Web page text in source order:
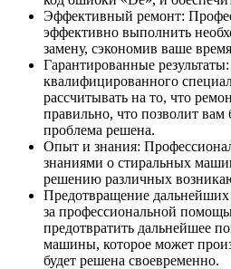
Эффективный ремонт:
эффективно выполнить
замену, сэкономив ваше
Гарантированные
квалифицированного
рассчитывать на то, что
правильно, что позволит
проблема решена.
Опыт и знания:
знаниями о стиральных
решению различных
Предотвращение
за профессиональной
предотвратить дальнейшее
машины, которое может
будет решена своевременно.